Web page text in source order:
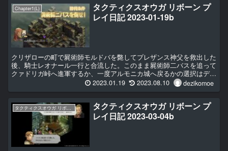
Chapter1(L)
タクティクスオウガ リボーン プ
レイ日記 2023-01-19b
クリザローの町で屍術師モルドバを斃してプレザンス神父を救出した
後、騎士レオナール一行と合流した。このまま屍術師二バスを追って
クァドリガ峠へ進軍するか、一度アルモニカ城へ戻るかの選択はデニ
ムに委ねられた。 ウォーレンレポート ...
2023.01.19 2023.08.10 dezikomoe
タクティクスオウガ リボーン
タクティクスオウガ リボーン プ
レイ日記 2023-03-04b